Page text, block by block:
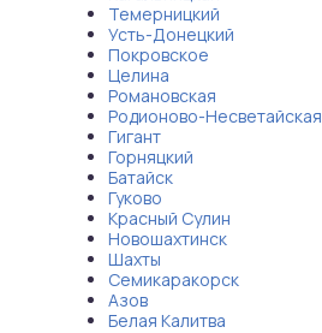
Темерницкий
Усть-Донецкий
Покровское
Целина
Романовская
Родионово-Несветайская
Гигант
Горняцкий
Батайск
Гуково
Красный Сулин
Новошахтинск
Шахты
Семикаракорск
Азов
Белая Калитва